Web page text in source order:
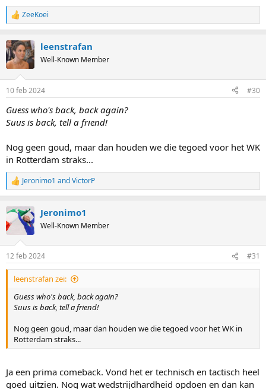
R
e
c
t
i
s
ZeeKoei
leenstrafan
Well-Known Member
10 feb 2024 #30
Guess who's back, back again?
Suus is back, tell a friend!
Nog geen goud, maar dan houden we die tegoed voor het WK
in Rotterdam straks...
R
e
c
t
s
:
Jeronimo1 andVictorP
Jeronimo1
Well-Known Member
12 feb 2024 #31
leenstrafan zei:
Guess who's back, back again?
Suus is back, tell a friend!
Nog geen goud, maar dan houden we die tegoed voor het WK in
Rotterdam straks...
Ja een prima comeback. Vond het er technisch en tactisch heel
goed uitzien. Nog wat wedstrijdhardheid opdoen en dan kan